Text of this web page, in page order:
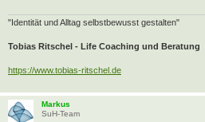
"Identität und Alltag selbstbewusst gestalten"
Tobias Ritschel - Life Coaching und Beratung
https://www.tobias-ritschel.de
Markus
SuH-Team